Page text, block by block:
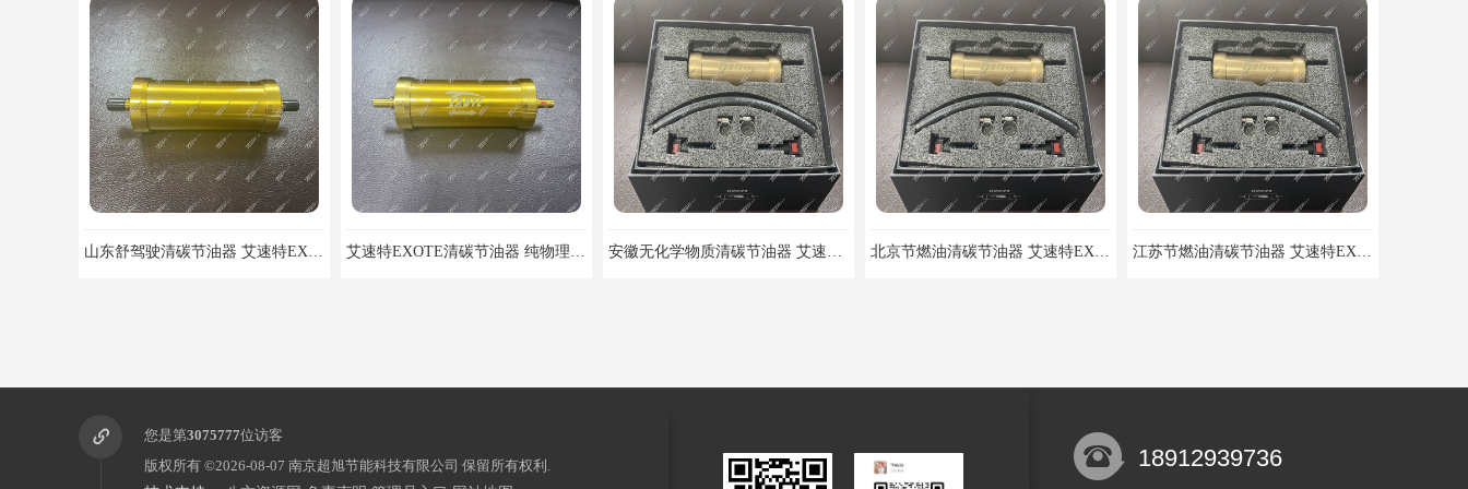
山东舒驾驶清碳节油器 艾速特EXOTE清碳节油器 提高热能工作效率 艾速特EXOTE清碳节油器 纯物理清碳节油器 提高热能工作效率 安徽无化学物质清碳节油器 艾速特EXOTE清碳节油器 节省燃油消耗 北京节燃油清碳节油器 艾速特EXOTE清碳节油器 减少燃料消耗 江苏节燃油清碳节油器 艾速特EXOTE清碳节油器 欢迎订购
您是第3075777位访客
版权所有 ©2026-08-07 南京超旭节能科技有限公司 保留所有权利.
18912939736